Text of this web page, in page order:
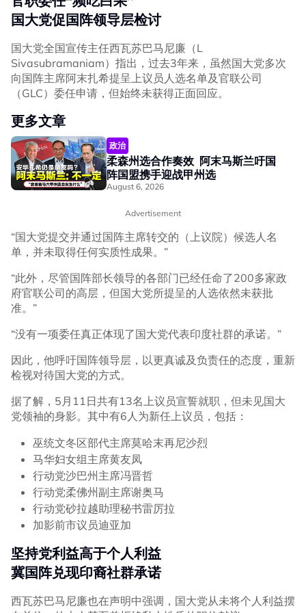
国大党促国阵领导层检讨
国大党全国宣传主任西瓦苏巴马尼廉（L
Sivasubramaniam）指出，过去3年来，虽然国大党多次
向国阵主席阿末扎希提呈上议员人选名单及官联公司
（GLC）委任申请，但始终未获得正面回应。
更多文章
政治
柔森州选合作奏效 阿末马斯兰吁国
阵国盟携手迎战甲州选
August 6, 2026
Advertisement
“国大党提交并通过国阵主席转交的（上议院）候选人名
单，并未取得任何实质性成果。”
“此外，尽管国阵部长领导的各部门已经任命了200多家政
府官联公司的高层，但国大党所提呈的人选依然未获批
准。”
“没有一项委任真正体现了国大党代表印度社群的承诺。”
因此，他呼吁国阵领导层，以更真诚及负责任的态度，重新
检视对待国大党的方式。
据了解，5月11日共有13名上议员宣誓就职，但未见国大
党领袖的身影。其中有6人为新任上议员，包括：
巫统文冬区部代主席莫哈末再尼沙烈
马华妇女组主席黄友凤
行动党沙巴州主席冯晋哲
行动党柔佛州副主席谢奥马
行动党砂拉越助理秘书雷厉拉
加影前市议员迪亚加
坚持党利益高于个人利益
冀国阵兑现印裔社群承诺
西瓦苏巴马尼廉也在声明中强调，国大党从未将个人利益摆